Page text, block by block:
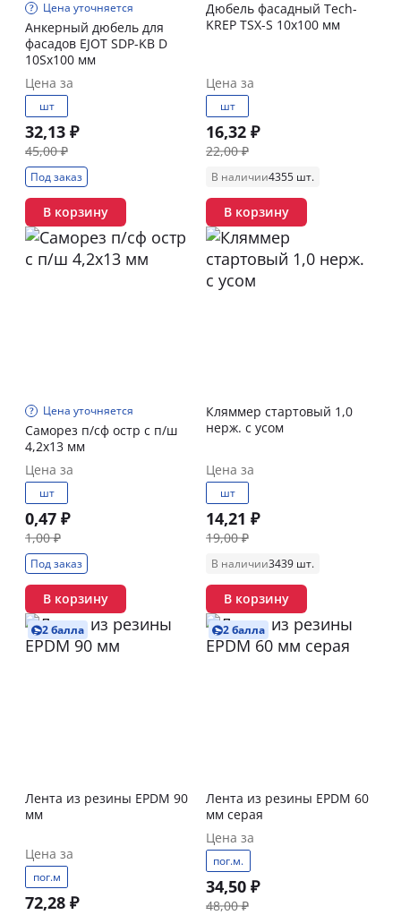
Цена уточняется
Анкерный дюбель для
фасадов EJOT SDP-KB D
10Sх100 мм
Цена за
шт
32,13 ₽
45,00 ₽
Под заказ
В корзину
Дюбель фасадный Tech-
KREP TSХ-S 10х100 мм
Цена за
шт
16,32 ₽
22,00 ₽
В наличии4355 шт.
В корзину
Цена уточняется
Саморез п/сф остр с п/ш
4,2х13 мм
Цена за
шт
0,47 ₽
1,00 ₽
Под заказ
В корзину
Кляммер стартовый 1,0
нерж. с усом
Цена за
шт
14,21 ₽
19,00 ₽
В наличии3439 шт.
В корзину
2 балла
Лента из резины EPDM 90
мм
Цена за
пог.м
72,28 ₽
2 балла
Лента из резины EPDM 60
мм серая
Цена за
пог.м.
34,50 ₽
48,00 ₽